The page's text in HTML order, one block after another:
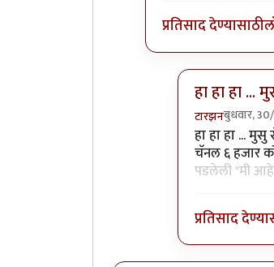
प्रतिसाद देण्यासाठी
हा हा हा ...
टारझनबुधवार,
In reply to
हा हा हा ...
चॅनल ६ हजार
पडलेली "मी
प्रतिसाद